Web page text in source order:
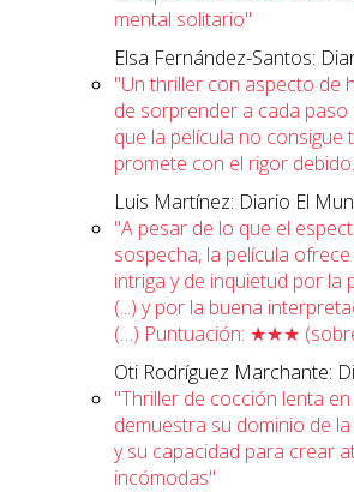
mental solitario"
Elsa Fernández-Santos:
"Un thriller con aspecto de
de sorprender a cada paso
que la película no consigue
promete con el rigor
Luis Martínez: Diario El
"A pesar de lo que el
sospecha, la película
intriga y de inquietud por la
(...) y por la buena
(…) Puntuación: ★★★
Oti Rodríguez Marchante:
"Thriller de cocción lenta
demuestra su dominio de
y su capacidad para crear
incómodas"